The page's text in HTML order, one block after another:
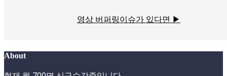
영상 버퍼링이슈가 있다면 ▶
About